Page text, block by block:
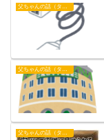
父ちゃんの話（タイガース）
父ちゃんの話（タイガース）